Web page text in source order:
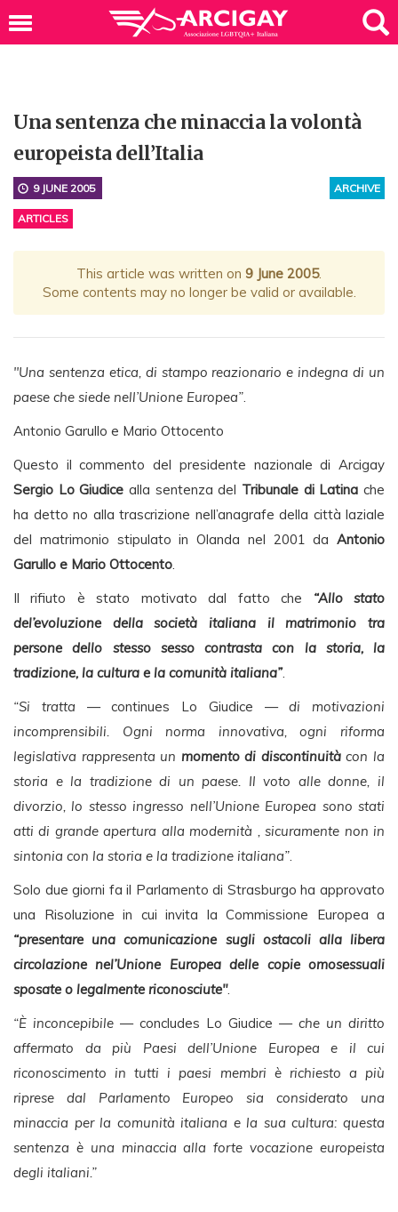
Una sentenza che minaccia la volontà
europeista dell’Italia
ARCHIVE
9 JUNE 2005
ARTICLES
This article was written on 9 June 2005.
Some contents may no longer be valid or available.
"Una sentenza etica, di stampo reazionario e indegna di un
paese che siede nell’Unione Europea”.
Antonio Garullo e Mario Ottocento
Questo il commento del presidente nazionale di Arcigay
Sergio Lo Giudice alla sentenza del Tribunale di Latina che
ha detto no alla trascrizione nell’anagrafe della città laziale
del matrimonio stipulato in Olanda nel 2001 da Antonio
Garullo e Mario Ottocento.
Il rifiuto è stato motivato dal fatto che “Allo stato
del’evoluzione della società italiana il matrimonio tra
persone dello stesso sesso contrasta con la storia, la
tradizione, la cultura e la comunità italiana”.
“Si tratta — continues Lo Giudice —di motivazioni
incomprensibili. Ogni norma innovativa, ogni riforma
legislativa rappresenta un momento di discontinuitàcon la
storia e la tradizione di un paese. Il voto alle donne, il
divorzio, lo stesso ingresso nell’Unione Europea sono stati
atti di grande apertura alla modernità , sicuramente non in
sintonia con la storia e la tradizione italiana”.
Solo due giorni fa il Parlamento di Strasburgo ha approvato
una Risoluzione in cui invita la Commissione Europea a
“presentare una comunicazione sugli ostacoli alla libera
circolazione nel’Unione Europea delle copie omosessuali
sposate o legalmente riconosciute".
“È inconcepibile — concludes Lo Giudice — che un diritto
affermato da più Paesi dell’Unione Europea e il cui
riconoscimento in tutti i paesi membri è richiesto a più
riprese dal Parlamento Europeo sia considerato una
minaccia per la comunità italiana e la sua cultura: questa
sentenza è una minaccia alla forte vocazione europeista
degli italiani.”